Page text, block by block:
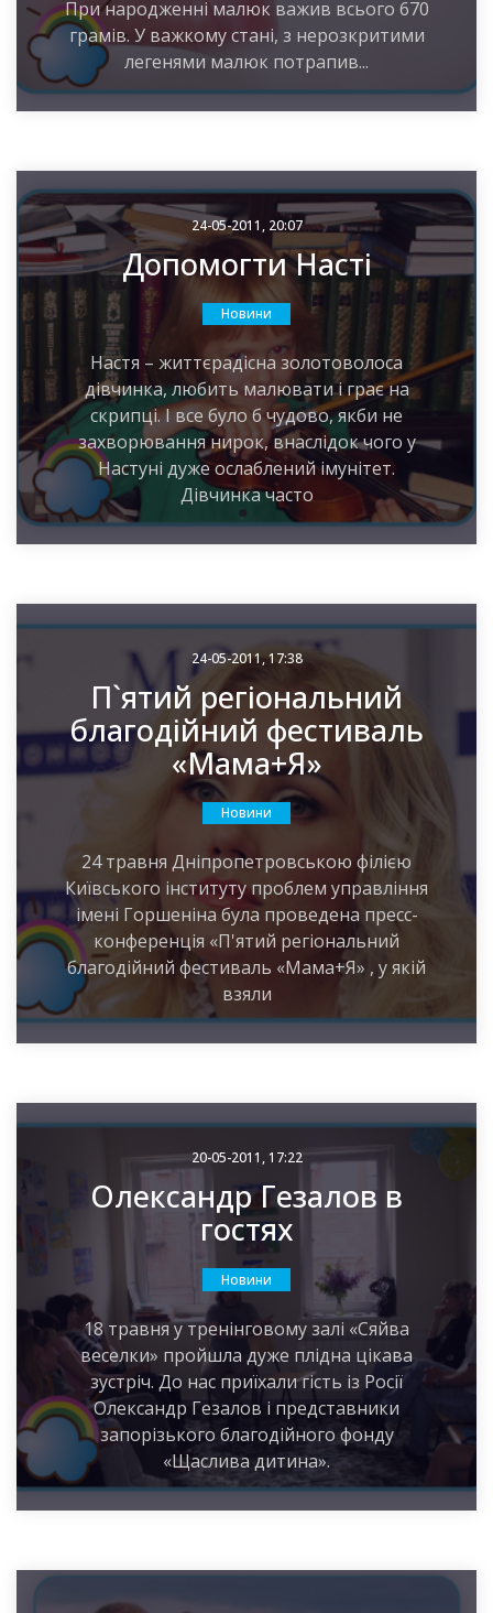
При народженні малюк важив всього 670
грамів. У важкому стані, з нерозкритими
легенями малюк потрапив...
24-05-2011, 20:07
Допомогти Насті
Новини
Настя – життєрадісна золотоволоса
дівчинка, любить малювати і грає на
скрипці. І все було б чудово, якби не
захворювання нирок, внаслідок чого у
Настуні дуже ослаблений імунітет.
Дівчинка часто
24-05-2011, 17:38
П`ятий регіональний
благодійний фестиваль
«Мама+Я»
Новини
24 травня Дніпропетровською філією
Київського інституту проблем управління
імені Горшеніна була проведена пресс-
конференція «П'ятий регіональний
благодійний фестиваль «Мама+Я» , у якій
взяли
20-05-2011, 17:22
Олександр Гезалов в
гостях
Новини
18 травня у тренінговому залі «Сяйва
веселки» пройшла дуже плідна цікава
зустріч. До нас приїхали гість із Росії
Олександр Гезалов і представники
запорізького благодійного фонду
«Щаслива дитина».